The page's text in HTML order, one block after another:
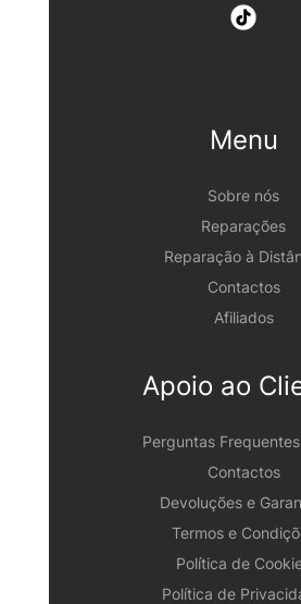
Menu
Sobre nós
Reparações
Reparação à
Contactos
Afiliados
Apoio ao
Perguntas Frequentes
Contactos
Devoluções e
Termos e
Política de
Política de